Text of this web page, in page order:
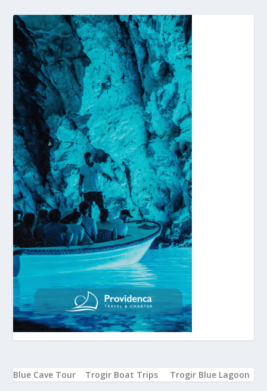
Blue Cave Tour Trogir Boat Trips Trogir Blue Lagoon